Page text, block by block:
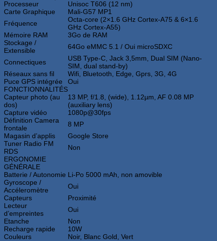
Processeur
Unisoc T606 (12 nm)
Carte Graphique
Mali-G57 MP1
Fréquence
Octa-core (2×1.6 GHz Cortex-A75 & 6×1.6
GHz Cortex-A55)
Mémoire RAM
3Go de RAM
Stockage /
Extensible
64Go eMMC 5.1 / Oui microSDXC
Connectiques
USB Type-C, Jack 3,5mm, Dual SIM (Nano-
SIM, dual stand-by)
Réseaux sans fil
Wifi, Bluetooth, Edge, Gprs, 3G, 4G
Puce GPS intégrée
Oui
FONCTIONNALITÉS
Capteur photo (au
dos)
13 MP, f/1.8, (wide), 1.12µm, AF 0.08 MP
(auxiliary lens)
Capture vidéo
1080p@30fps
Définition Camera
frontale
8 MP
Magasin d’applis
Google Store
Tuner Radio FM
RDS
Non
ERGONOMIE
GÉNÉRALE
Batterie / Autonomie Li-Po 5000 mAh, non amovible
Gyroscope /
Accéleromètre
Oui
Capteurs
Proximité
Lecteur
d’empreintes
Oui
Etanche
Non
Recharge rapide
10W
Couleurs
Noir, Blanc Gold, Vert